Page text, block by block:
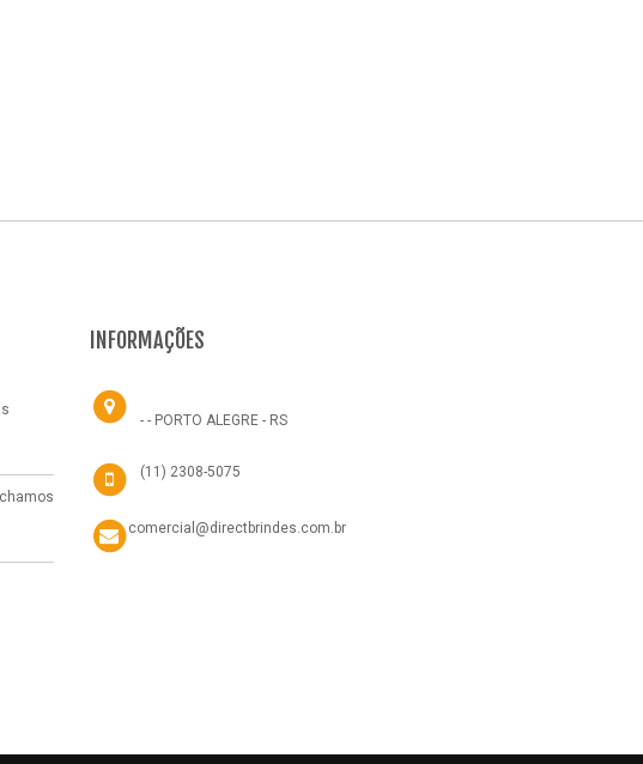
INFORMAÇÕES
- - PORTO ALEGRE - RS
(11) 2308-5075
comercial@directbrindes.com.br